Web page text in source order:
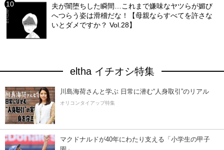
夫が闇堕ちした瞬間…これまで嫌味なヤツらが媚び
へつらう姿は滑稽だな！【母親ならすべてを許さな
いとダメですか？ Vol.28】
eltha イチオシ特集
川島海荷さんと学ぶ 日常に潜む“人身取引”のリアル
オリコンタイアップ特集
マクドナルドが40年にわたり支える「小学生の甲子